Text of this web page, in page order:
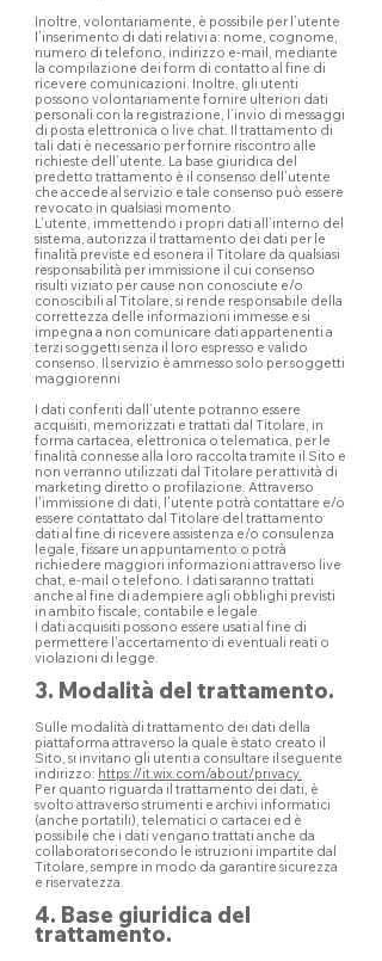
Inoltre, volontariamente, è possibile per l’utente
l’inserimento di dati relativi a: nome, cognome,
numero di telefono, indirizzo e-mail, mediante
la compilazione dei form di contatto al fine di
ricevere comunicazioni. Inoltre, gli utenti
possono volontariamente fornire ulteriori dati
personali con la registrazione, l’invio di messaggi
di posta elettronica o live chat. Il trattamento di
tali dati è necessario per fornire riscontro alle
richieste dell’utente. La base giuridica del
predetto trattamento è il consenso dell’utente
che accede al servizio e tale consenso può essere
revocato in qualsiasi momento.
L’utente, immettendo i propri dati all’interno del
sistema, autorizza il trattamento dei dati per le
finalità previste ed esonera il Titolare da qualsiasi
responsabilità per immissione il cui consenso
risulti viziato per cause non conosciute e/o
conoscibili al Titolare, si rende responsabile della
correttezza delle informazioni immesse e si
impegna a non comunicare dati appartenenti a
terzi soggetti senza il loro espresso e valido
consenso. Il servizio è ammesso solo per soggetti
maggiorenni
I dati conferiti dall’utente potranno essere
acquisiti, memorizzati e trattati dal Titolare, in
forma cartacea, elettronica o telematica, per le
finalità connesse alla loro raccolta tramite il Sito e
non verranno utilizzati dal Titolare per attività di
marketing diretto o profilazione. Attraverso
l’immissione di dati, l’utente potrà contattare e/o
essere contattato dal Titolare del trattamento
dati al fine di ricevere assistenza e/o consulenza
legale, fissare un appuntamento o potrà
richiedere maggiori informazioni attraverso live
chat, e-mail o telefono. I dati saranno trattati
anche al fine di adempiere agli obblighi previsti
in ambito fiscale, contabile e legale.
I dati acquisiti possono essere usati al fine di
permettere l’accertamento di eventuali reati o
violazioni di legge.
3. Modalità del trattamento.
Sulle modalità di trattamento dei dati della
piattaforma attraverso la quale è stato creato il
Sito, si invitano gli utenti a consultare il seguente
indirizzo: https://it.wix.com/about/privacy.
Per quanto riguarda il trattamento dei dati, è
svolto attraverso strumenti e archivi informatici
(anche portatili), telematici o cartacei ed è
possibile che i dati vengano trattati anche da
collaboratori secondo le istruzioni impartite dal
Titolare, sempre in modo da garantire sicurezza
e riservatezza.
4. Base giuridica del
trattamento.